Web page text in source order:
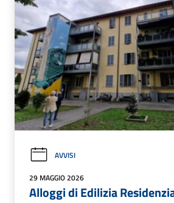
AVVISI
29 MAGGIO 2026
Alloggi di Edilizia